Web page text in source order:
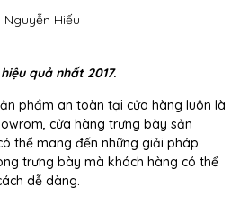
Nguyễn Hiếu
quả nhất 2017.
phẩm an toàn tại cửa hàng luôn là
cửa hàng trưng bày sản
thể mang đến những giải pháp
trưng bày mà khách hàng có thể
dễ dàng.